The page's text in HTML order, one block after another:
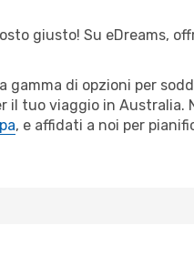
giusto! Su eDreams,
gamma di opzioni per
il tuo viaggio in Australia.
, e affidati a noi per